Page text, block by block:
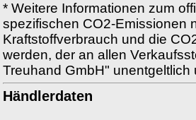
* Weitere Informationen zum
spezifischen CO2-Emissionen
Kraftstoffverbrauch und die
werden, der an allen
Treuhand GmbH" unentgeltlich
Händlerdaten